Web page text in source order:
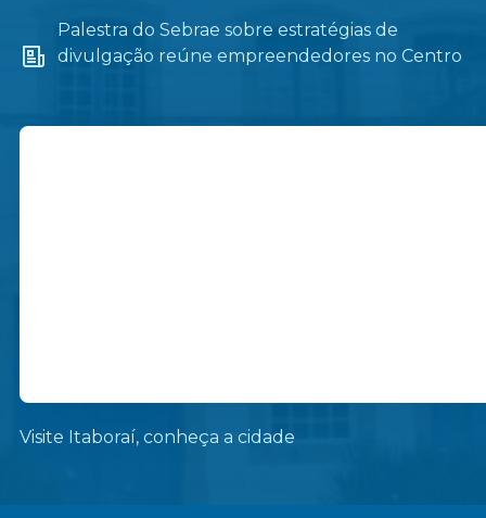
Palestra do Sebrae sobre estratégias de
divulgação reúne empreendedores no Centro
Visite Itaboraí, conheça a cidade